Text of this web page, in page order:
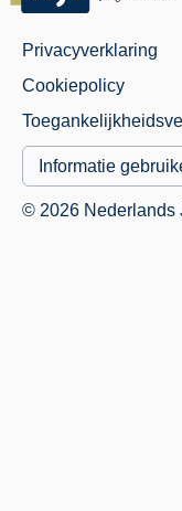
Juridisch
Menu
Privacyverklaring
Cookiepolicy
Informatie
© 2026 Nederlands